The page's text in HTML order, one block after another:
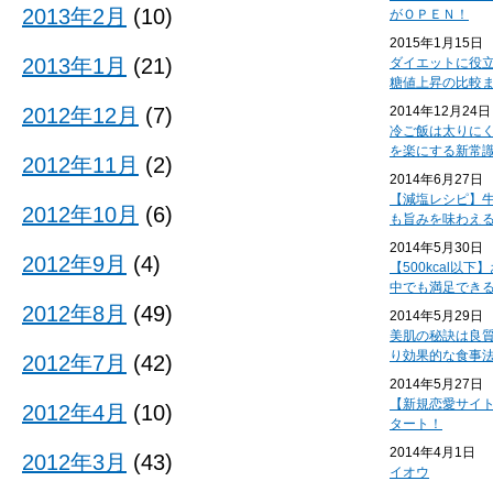
がＯＰＥＮ！
2015年1月15日
ダイエットに役
糖値上昇の比較
2014年12月24日
冷ご飯は太りに
を楽にする新常
2014年6月27日
【減塩レシピ】
も旨みを味わえ
2014年5月30日
【500kcal以下
中でも満足でき
2014年5月29日
美肌の秘訣は良
り効果的な食事
2014年5月27日
【新規恋愛サイ
タート！
2014年4月1日
イオウ
2013年2月 (10)
2013年1月 (21)
2012年12月 (7)
2012年11月 (2)
2012年10月 (6)
2012年9月 (4)
2012年8月 (49)
2012年7月 (42)
2012年4月 (10)
2012年3月 (43)